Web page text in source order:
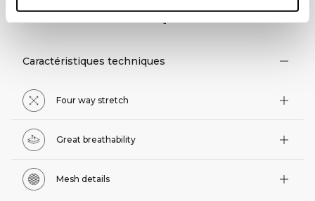
ASPECTS TECHNIQUES
Caractéristiques techniques
Four way stretch
Great breathability
Mesh details